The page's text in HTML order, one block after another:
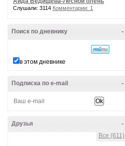
Слушали: 3114 Комментарии: 1
-
Поиск по дневнику
в этом дневнике
-
Подписка по e-mail
-
Друзья
Все (611)